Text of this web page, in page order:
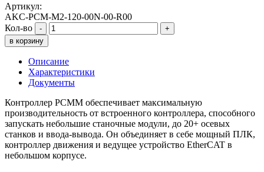
Артикул:
AKC-PCM-M2-120-00N-00-R00
Кол-во
-
+
в корзину
Описание
Характеристики
Документы
Контроллер PCMM обеспечивает максимальную
производительность от встроенного контроллера, способного
запускать небольшие станочные модули, до 20+ осевых
станков и ввода-вывода. Он объединяет в себе мощный ПЛК,
контроллер движения и ведущее устройство EtherCAT в
небольшом корпусе.